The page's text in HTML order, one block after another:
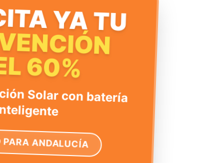
YA TU
60%
Solar con batería
PARA ANDALUCÍA